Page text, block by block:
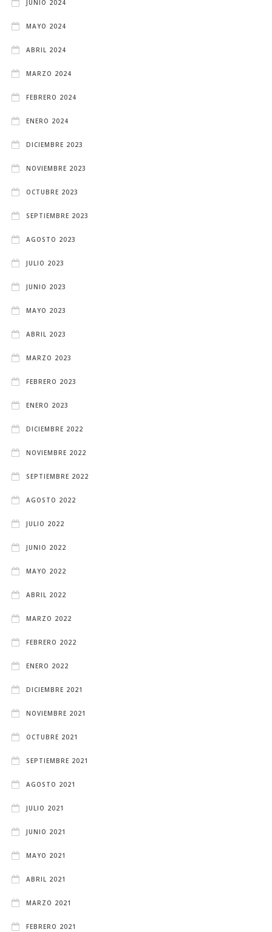
JUNIO 2024
MAYO 2024
ABRIL 2024
MARZO 2024
FEBRERO 2024
ENERO 2024
DICIEMBRE 2023
NOVIEMBRE 2023
OCTUBRE 2023
SEPTIEMBRE 2023
AGOSTO 2023
JULIO 2023
JUNIO 2023
MAYO 2023
ABRIL 2023
MARZO 2023
FEBRERO 2023
ENERO 2023
DICIEMBRE 2022
NOVIEMBRE 2022
SEPTIEMBRE 2022
AGOSTO 2022
JULIO 2022
JUNIO 2022
MAYO 2022
ABRIL 2022
MARZO 2022
FEBRERO 2022
ENERO 2022
DICIEMBRE 2021
NOVIEMBRE 2021
OCTUBRE 2021
SEPTIEMBRE 2021
AGOSTO 2021
JULIO 2021
JUNIO 2021
MAYO 2021
ABRIL 2021
MARZO 2021
FEBRERO 2021